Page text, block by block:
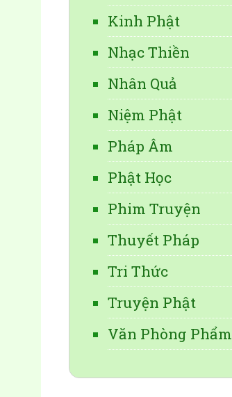
Kinh Phật
Nhạc Thiền
Nhân Quả
Niệm Phật
Pháp Âm
Phật Học
Phim Truyện
Thuyết Pháp
Tri Thức
Truyện Phật
Văn Phòng Phẩm